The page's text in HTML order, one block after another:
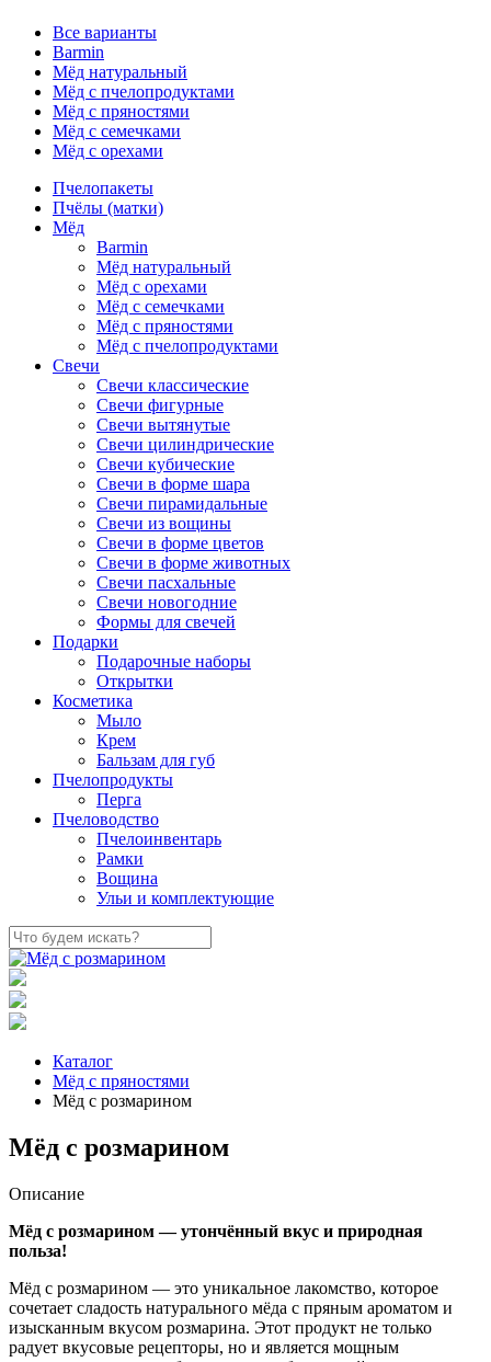
Все варианты
Barmin
Мёд натуральный
Мёд с пчелопродуктами
Мёд с пряностями
Мёд с семечками
Мёд с орехами
Пчелопакеты
Пчёлы (матки)
Мёд
Barmin
Мёд натуральный
Мёд с орехами
Мёд с семечками
Мёд с пряностями
Мёд с пчелопродуктами
Свечи
Свечи классические
Свечи фигурные
Свечи вытянутые
Свечи цилиндрические
Свечи кубические
Свечи в форме шара
Свечи пирамидальные
Свечи из вощины
Свечи в форме цветов
Свечи в форме животных
Свечи пасхальные
Свечи новогодние
Формы для свечей
Подарки
Подарочные наборы
Открытки
Косметика
Мыло
Крем
Бальзам для губ
Пчелопродукты
Перга
Пчеловодство
Пчелоинвентарь
Рамки
Вощина
Ульи и комплектующие
Каталог
Мёд с пряностями
Мёд с розмарином
Мёд с розмарином
Описание
Мёд с розмарином — утончённый вкус и природная
польза!
Мёд с розмарином — это уникальное лакомство, которое
сочетает сладость натурального мёда с пряным ароматом и
изысканным вкусом розмарина. Этот продукт не только
радует вкусовые рецепторы, но и является мощным